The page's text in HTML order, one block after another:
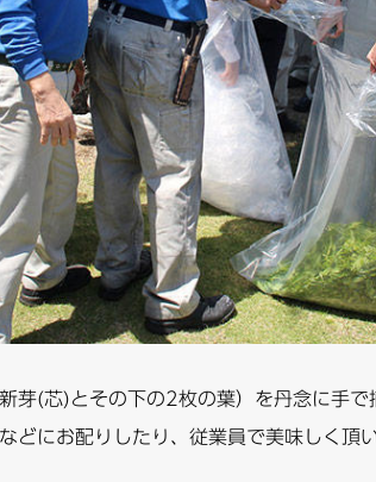
芽(芯)とその下の2枚の葉）を丹念に手
どにお配りしたり、従業員で美味しく頂